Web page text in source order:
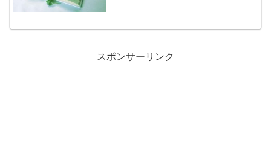
手帳などに記入する人、ス...
スポンサーリンク